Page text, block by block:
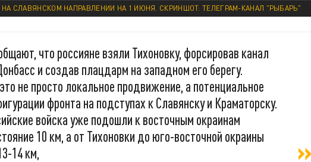
НА СЛАВЯНСКОМ НАПРАВЛЕНИИ НА 1 ИЮНЯ. СКРИНШОТ: ТЕЛЕГРАМ-КАНАЛ "РЫБАРЬ"
что россияне взяли Тихоновку, форсировав канал
и создав плацдарм на западном его берегу.
не просто локальное продвижение, а потенциальное
фронта на подступах к Славянску и Краматорску.
войска уже подошли к восточным окраинам
10 км, а от Тихоновки до юго-восточной окраины
14 км,